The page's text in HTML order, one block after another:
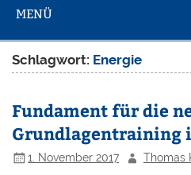
MENÜ
Schlagwort: Energie
Fundament für die
Grundlagentraining
1. November 2017 Thomas